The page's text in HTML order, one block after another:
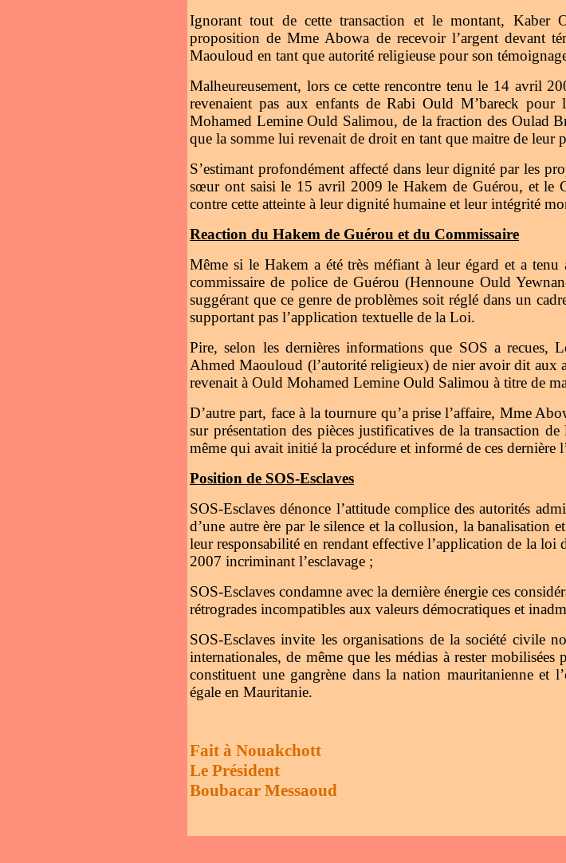
Ignorant tout de cette transaction et le montant,
proposition de Mme Abowa de recevoir l’argent devant
Maouloud en tant que autorité religieuse pour son
Malheureusement, lors ce cette rencontre tenu le 14 avril
revenaient pas aux enfants de Rabi Ould M’bareck pour
Mohamed Lemine Ould Salimou, de la fraction des Oulad
que la somme lui revenait de droit en tant que maitre de leur
S’estimant profondément affecté dans leur dignité par les
sœur ont saisi le 15 avril 2009 le Hakem de Guérou, et le
contre cette atteinte à leur dignité humaine et leur intégrité
Reaction du Hakem de Guérou et du Commissaire
Même si le Hakem a été très méfiant à leur égard et a
commissaire de police de Guérou (Hennoune Ould
suggérant que ce genre de problèmes soit réglé dans un
supportant pas l’application textuelle de la Loi.
Pire, selon les dernières informations que SOS a recues,
Ahmed Maouloud (l’autorité religieux) de nier avoir dit aux
revenait à Ould Mohamed Lemine Ould Salimou à titre de
D’autre part, face à la tournure qu’a prise l’affaire, Mme
sur présentation des pièces justificatives de la transaction
même qui avait initié la procédure et informé de ces dernière
Position de SOS-Esclaves
SOS-Esclaves dénonce l’attitude complice des autorités
d’une autre ère par le silence et la collusion, la banalisation
leur responsabilité en rendant effective l’application de la loi
2007 incriminant l’esclavage ;
SOS-Esclaves condamne avec la dernière énergie ces
rétrogrades incompatibles aux valeurs démocratiques et
SOS-Esclaves invite les organisations de la société civile
internationales, de même que les médias à rester
constituent une gangrène dans la nation mauritanienne et
égale en Mauritanie.
Fait à Nouakchott
Le Président
Boubacar Messaoud